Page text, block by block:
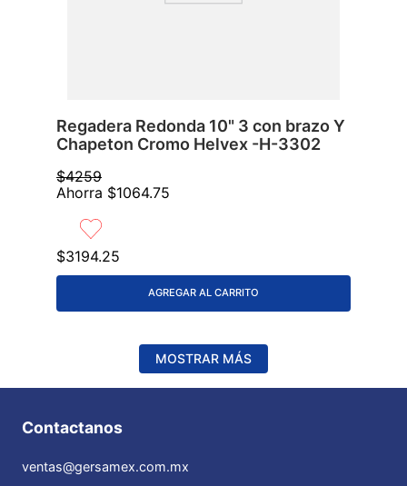
Regadera Redonda 10" 3 con brazo Y
Chapeton Cromo Helvex -H-3302
$4259
Ahorra $1064.75
$3194.25
AGREGAR AL CARRITO
MOSTRAR MÁS
Contactanos
ventas@gersamex.com.mx